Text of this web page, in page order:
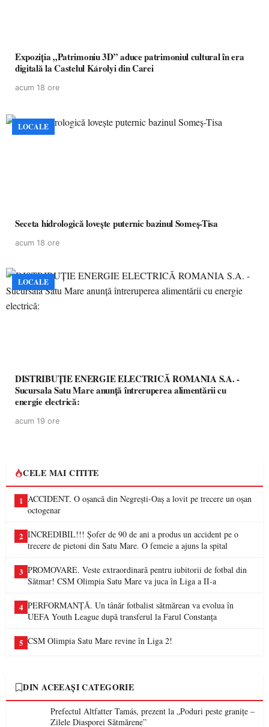
Expoziția „Patrimoniu 3D” aduce patrimoniul cultural în era
digitală la Castelul Károlyi din Carei
acum 18 ore
LOCALE
Seceta hidrologică lovește puternic bazinul Someș-Tisa
acum 18 ore
LOCALE
DISTRIBUȚIE ENERGIE ELECTRICĂ ROMANIA S.A. -
Sucursala Satu Mare anunţă întreruperea alimentării cu
energie electrică:
acum 19 ore
CELE MAI CITITE
1 ACCIDENT. O oșancă din Negrești-Oaș a lovit pe trecere un oșan
octogenar
2 INCREDIBIL!!! Șofer de 90 de ani a produs un accident pe o
trecere de pietoni din Satu Mare. O femeie a ajuns la spital
3 PROMOVARE. Veste extraordinară pentru iubitorii de fotbal din
Sătmar! CSM Olimpia Satu Mare va juca în Liga a II-a
4 PERFORMANȚĂ. Un tânăr fotbalist sătmărean va evolua în
UEFA Youth League după transferul la Farul Constanța
5 CSM Olimpia Satu Mare revine în Liga 2!
DIN ACEEAȘI CATEGORIE
Prefectul Altfatter Tamás, prezent la „Poduri peste granițe –
Zilele Diasporei Sătmărene”